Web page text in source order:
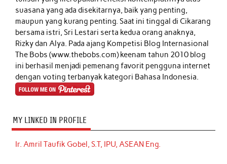
suasana yang ada disekitarnya, baik yang penting,
maupun yang kurang penting. Saat ini tinggal di Cikarang
bersama istri, Sri Lestari serta kedua orang anaknya,
Rizky dan Alya. Pada ajang Kompetisi Blog Internasional
The Bobs (www.thebobs.com) keenam tahun 2010 blog
ini berhasil menjadi pemenang favorit pengguna internet
dengan voting terbanyak kategori Bahasa Indonesia.
MY LINKED IN PROFILE
Ir. Amril Taufik Gobel, S.T, IPU, ASEAN Eng.